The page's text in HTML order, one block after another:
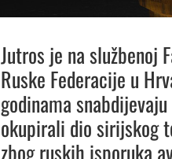
Jutros je na službenoj
Ruske Federacije u
godinama
okupirali dio sirijskog
zbog ruskih isporuka